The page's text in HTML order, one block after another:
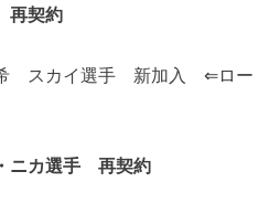
契約
スカイ選手 新加入 ⇐ロー
ニカ選手 再契約